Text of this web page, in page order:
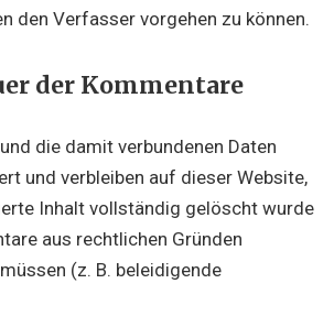
den Verfasser vorgehen zu können.
der Kommentare
die damit verbundenen Daten
und verbleiben auf dieser Website,
Inhalt vollständig gelöscht wurde
aus rechtlichen Gründen
(z. B. beleidigende